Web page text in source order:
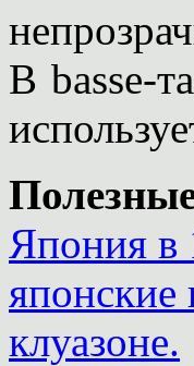
В basse-
Япония в
японские
клуазоне.